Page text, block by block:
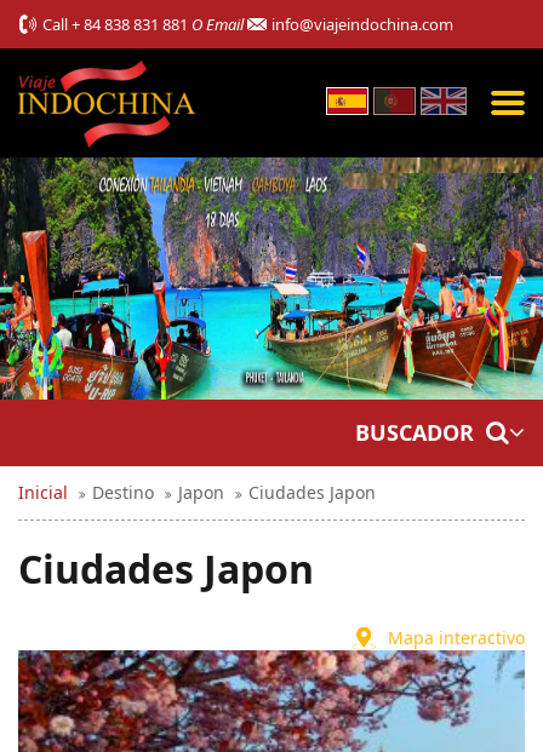
Call+ 84 838 831 881 O Email info@viajeindochina.com
BUSCADOR
Inicial Destino Japon Ciudades Japon
Ciudades Japon
Mapa interactivo